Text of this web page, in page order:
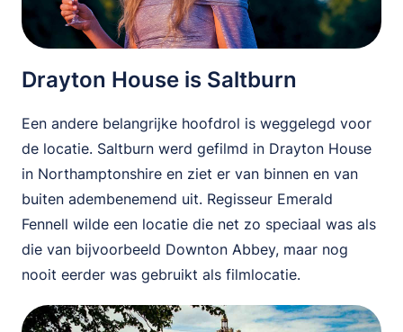
Drayton House is Saltburn
Een andere belangrijke hoofdrol is weggelegd voor
de locatie. Saltburn werd gefilmd in Drayton House
in Northamptonshire en ziet er van binnen en van
buiten adembenemend uit. Regisseur Emerald
Fennell wilde een locatie die net zo speciaal was als
die van bijvoorbeeld Downton Abbey, maar nog
nooit eerder was gebruikt als filmlocatie.